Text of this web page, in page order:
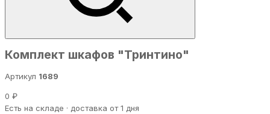
Комплект шкафов "Тринтино"
Артикул 1689
0 ₽
Есть на складе · доставка от 1 дня